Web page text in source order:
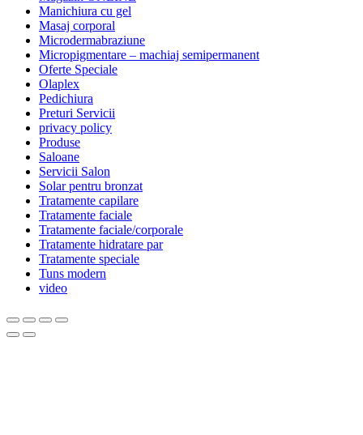
Manichiura cu gel
Masaj corporal
Microdermabraziune
Micropigmentare – machiaj semipermanent
Oferte Speciale
Olaplex
Pedichiura
Preturi Servicii
privacy policy
Produse
Saloane
Servicii Salon
Solar pentru bronzat
Tratamente capilare
Tratamente faciale
Tratamente faciale/corporale
Tratamente hidratare par
Tratamente speciale
Tuns modern
video